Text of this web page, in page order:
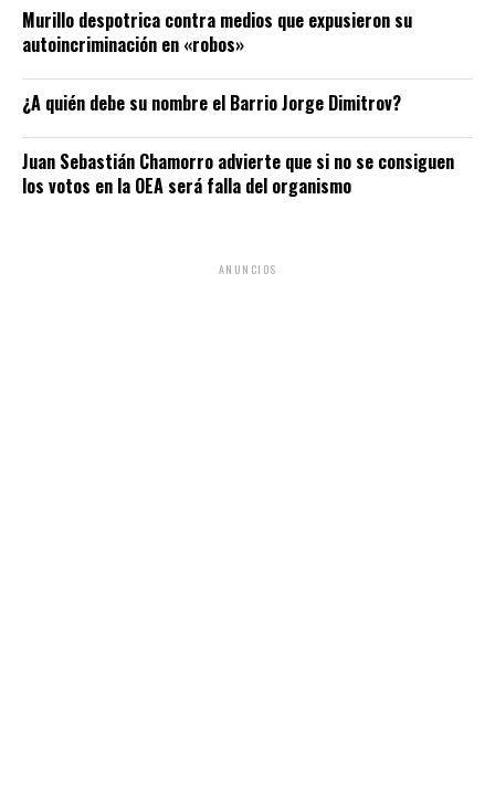
Murillo despotrica contra medios que expusieron su
autoincriminación en «robos»
¿A quién debe su nombre el Barrio Jorge Dimitrov?
Juan Sebastián Chamorro advierte que si no se consiguen
los votos en la OEA será falla del organismo
ANUNCIOS